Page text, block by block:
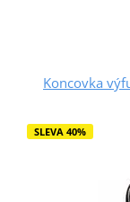
Koncovka
SLEVA 40%